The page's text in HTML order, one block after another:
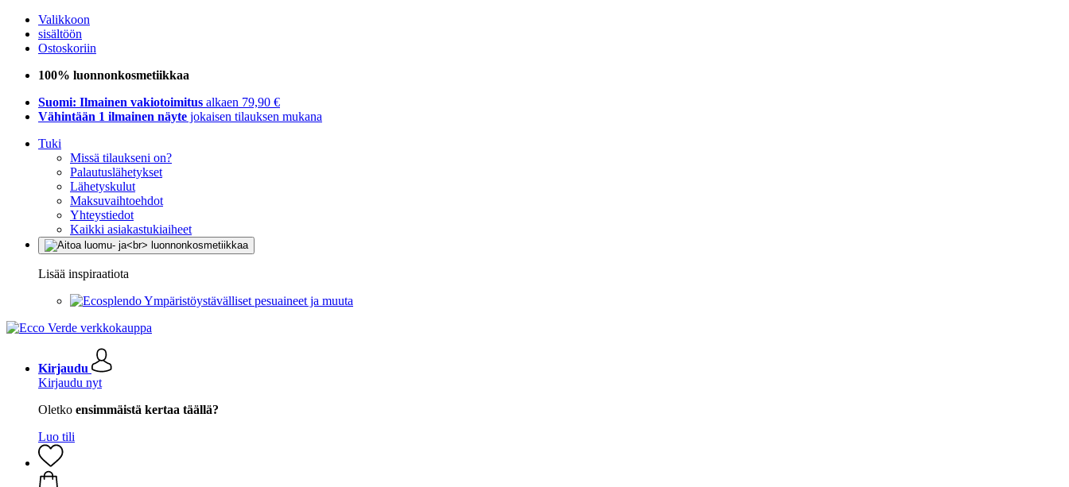
Valikkoon
sisältöön
Ostoskoriin
100% luonnonkosmetiikkaa
Suomi: Ilmainen vakiotoimitus alkaen 79,90 €
Vähintään 1 ilmainen näyte jokaisen tilauksen mukana
Tuki
Missä tilaukseni on?
Palautuslähetykset
Lähetyskulut
Maksuvaihtoehdot
Yhteystiedot
Kaikki asiakastukiaiheet
Lisää inspiraatiota
Ympäristöystävälliset pesuaineet ja muuta
Kirjaudu
Kirjaudu nyt
Oletko ensimmäistä kertaa täällä?
Luo tili